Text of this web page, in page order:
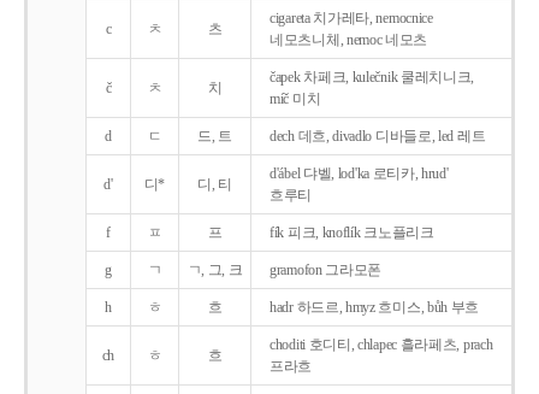
c ㅊ 츠
cigareta 치가레타, nemocnice
네모츠니체, nemoc 네모츠
č ㅊ 치
čapek 차페크, kulečnik 쿨레치니크,
míč 미치
d ㄷ 드, 트 dech 데흐, divadlo 디바들로, led 레트
d' 디* 디, 티
d'ábel 댜벨, lod'ka 로티카, hrud'
흐루티
f ㅍ 프 fík 피크, knoflík 크노플리크
g ㄱ ㄱ, 그, 크 gramofon 그라모폰
h ㅎ 흐 hadr 하드르, hmyz 흐미스, bůh 부흐
ch ㅎ 흐
choditi 호디티, chlapec 흘라페츠, prach
프라흐